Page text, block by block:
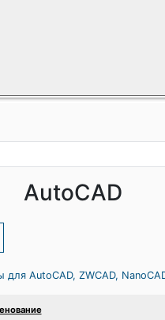
AutoCAD
для AutoCAD, ZWCAD,